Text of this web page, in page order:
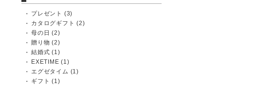
プレゼント (3)
カタログギフト (2)
母の日 (2)
贈り物 (2)
結婚式 (1)
EXETIME (1)
エグゼタイム (1)
ギフト (1)